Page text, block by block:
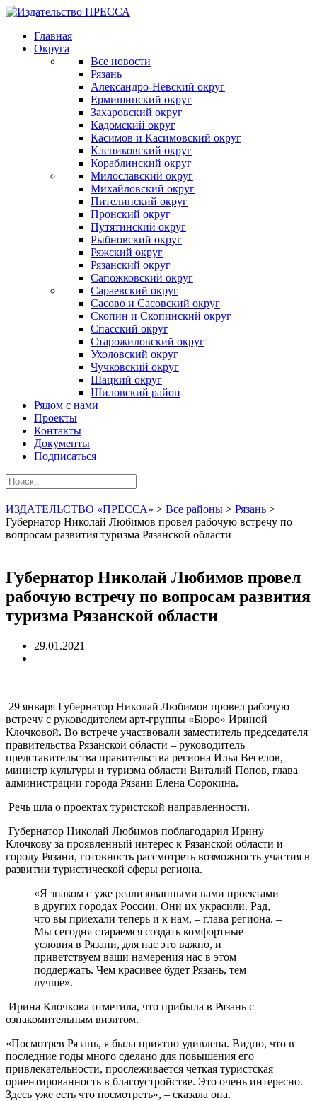
Главная
Округа
Все новости
Рязань
Александро-Невский округ
Ермишинский округ
Захаровский округ
Кадомский округ
Касимов и Касимовский округ
Клепиковский округ
Кораблинский округ
Милославский округ
Михайловский округ
Пителинский округ
Пронский округ
Путятинский округ
Рыбновский округ
Ряжский округ
Рязанский округ
Сапожковский округ
Сараевский округ
Сасово и Сасовский округ
Скопин и Скопинский округ
Спасский округ
Старожиловский округ
Ухоловский округ
Чучковский округ
Шацкий округ
Шиловский район
Рядом с нами
Проекты
Контакты
Документы
Подписаться
ИЗДАТЕЛЬСТВО «ПРЕССА» > Все районы > Рязань >
Губернатор Николай Любимов провел рабочую встречу по
вопросам развития туризма Рязанской области
Губернатор Николай Любимов провел
рабочую встречу по вопросам развития
туризма Рязанской области
29.01.2021
29 января Губернатор Николай Любимов провел рабочую
встречу с руководителем арт-группы «Бюро» Ириной
Клочковой. Во встрече участвовали заместитель председателя
правительства Рязанской области – руководитель
представительства правительства региона Илья Веселов,
министр культуры и туризма области Виталий Попов, глава
администрации города Рязани Елена Сорокина.
Речь шла о проектах туристской направленности.
Губернатор Николай Любимов поблагодарил Ирину
Клочкову за проявленный интерес к Рязанской области и
городу Рязани, готовность рассмотреть возможность участия в
развитии туристической сферы региона.
«Я знаком с уже реализованными вами проектами
в других городах России. Они их украсили. Рад,
что вы приехали теперь и к нам, – глава региона. –
Мы сегодня стараемся создать комфортные
условия в Рязани, для нас это важно, и
приветствуем ваши намерения нас в этом
поддержать. Чем красивее будет Рязань, тем
лучше».
Ирина Клочкова отметила, что прибыла в Рязань с
ознакомительным визитом.
«Посмотрев Рязань, я была приятно удивлена. Видно, что в
последние годы много сделано для повышения его
привлекательности, прослеживается четкая туристская
ориентированность в благоустройстве. Это очень интересно.
Здесь уже есть что посмотреть», – сказала она.